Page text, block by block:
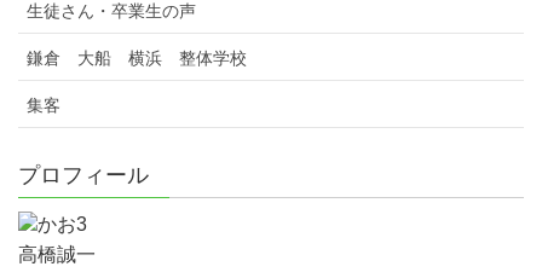
生徒さん・卒業生の声
鎌倉 大船 横浜 整体学校
集客
プロフィール
高橋誠一